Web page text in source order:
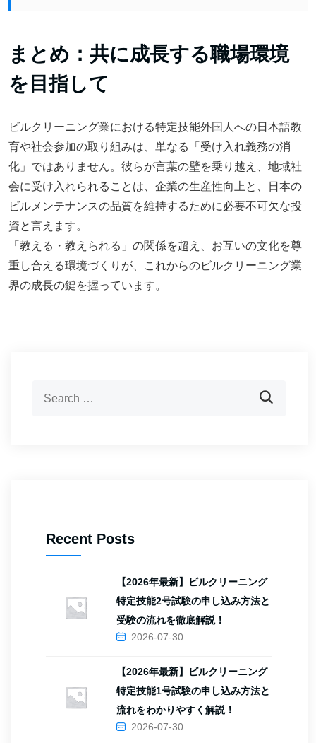
まとめ：共に成長する職場環境
を目指して
ビルクリーニング業における特定技能外国人への日本語教
育や社会参加の取り組みは、単なる「受け入れ義務の消
化」ではありません。彼らが言葉の壁を乗り越え、地域社
会に受け入れられることは、企業の生産性向上と、日本の
ビルメンテナンスの品質を維持するために必要不可欠な投
資と言えます。
「教える・教えられる」の関係を超え、お互いの文化を尊
重し合える環境づくりが、これからのビルクリーニング業
界の成長の鍵を握っています。
Recent Posts
【2026年最新】ビルクリーニング
特定技能2号試験の申し込み方法と
受験の流れを徹底解説！
2026-07-30
【2026年最新】ビルクリーニング
特定技能1号試験の申し込み方法と
流れをわかりやすく解説！
2026-07-30